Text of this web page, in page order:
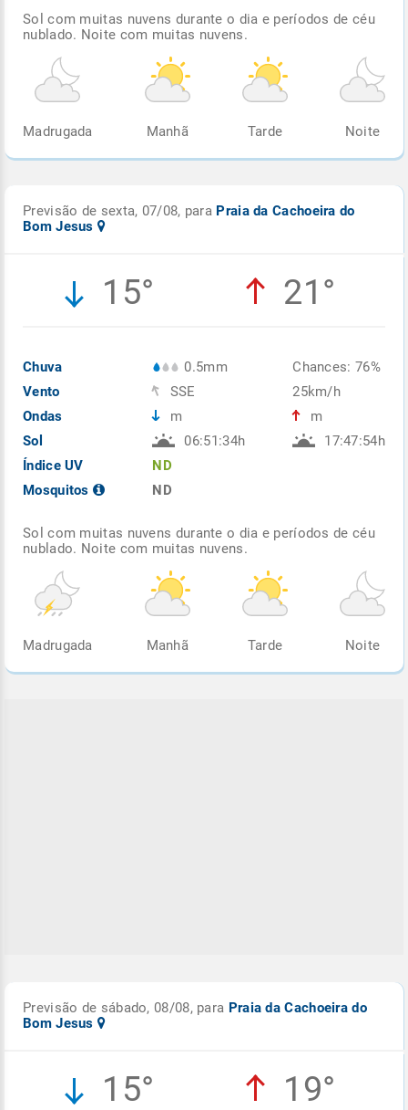
Sol com muitas nuvens durante o dia e períodos de céu
nublado. Noite com muitas nuvens.
Madrugada Manhã Tarde Noite
Previsão de sexta, 07/08, para Praia da Cachoeira do
Bom Jesus
15° 21°
Chuva
Vento
Ondas
Sol
Índice UV
Mosquitos
0.5mm
SSE
m
06:51:34h
ND
ND
Chances: 76%
25km/h
m
17:47:54h
Sol com muitas nuvens durante o dia e períodos de céu
nublado. Noite com muitas nuvens.
Madrugada Manhã Tarde Noite
Previsão de sábado, 08/08, para Praia da Cachoeira do
Bom Jesus
15° 19°